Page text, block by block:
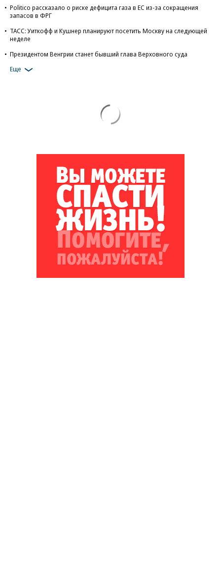
Politico рассказало о риске дефицита газа в ЕС из-за сокращения
запасов в ФРГ
ТАСС: Уиткофф и Кушнер планируют посетить Москву на следующей
неделе
Президентом Венгрии станет бывший глава Верховного суда
Еще